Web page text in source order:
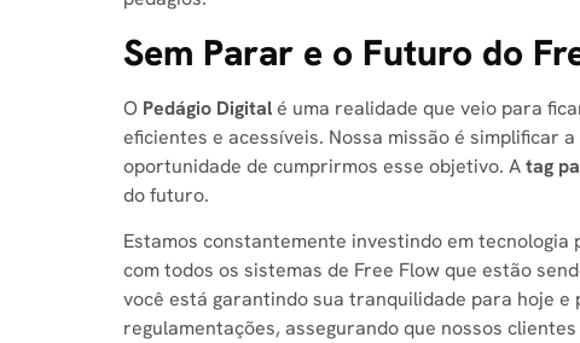
Sem Parar e o Futuro do
O Pedágio Digitalé uma realidade que veio para
eficientes e acessíveis. Nossa missão é simplificar
oportunidade de cumprirmos esse objetivo. Atag
do futuro.
Estamos constantemente investindo em tecnologia
com todos os sistemas de Free Flow que estão
você está garantindo sua tranquilidade para hoje
regulamentações, assegurando que nossos